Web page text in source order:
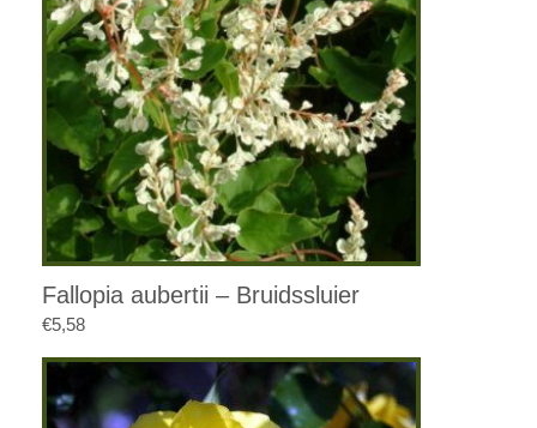
Fallopia aubertii – Bruidssluier
€5,58